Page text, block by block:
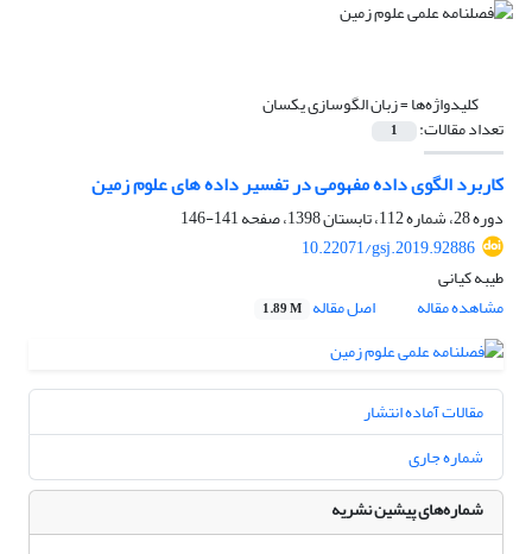
کلیدواژه‌ها =زبان الگوسازی یکسان
تعداد مقالات: 1
کاربرد الگوی داده مفهومی در تفسیر داده ‏های علوم زمین
دوره 28، شماره 112، تابستان 1398، صفحه
141-146
10.22071/gsj.2019.92886
طیبه کیانی
مشاهده مقاله
اصل مقاله 1.89 M
مقالات آماده انتشار
شماره جاری
شماره‌های پیشین نشریه